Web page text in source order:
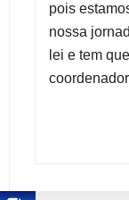
pois
nossa
lei e tem